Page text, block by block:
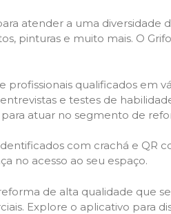
atender a uma diversidade
pinturas e muito mais. O
qualificados em
e testes de
atuar no segmento de
com crachá e
no acesso ao seu espaço.
de alta qualidade que
Explore o aplicativo para